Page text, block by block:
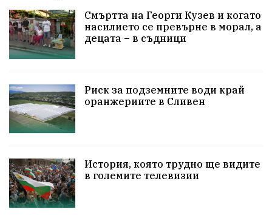
УрсулаФонДерЛайен Обединение
ПетърПетров
НародноСъбрание Варна Родителство
Сигурност
ПътнаБезопасност Великобритания
ОколнаСреда
Смъртта на Георги Кузев и когато
насилието се превърне в морал, а
децата – в съдници
Риск за подземните води край
оранжериите в Сливен
История, която трудно ще видите
в големите телевизии